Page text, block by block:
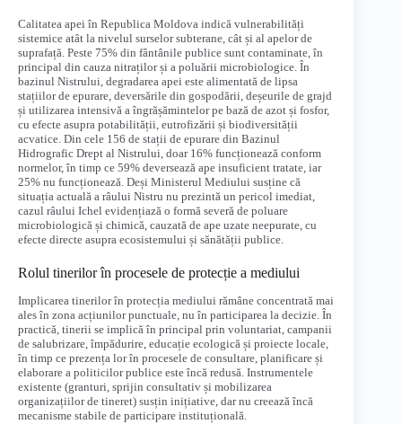
Calitatea apei în Republica Moldova indică vulnerabilități
sistemice atât la nivelul surselor subterane, cât și al apelor de
suprafață. Peste 75% din fântânile publice sunt contaminate, în
principal din cauza nitraților și a poluării microbiologice. În
bazinul Nistrului, degradarea apei este alimentată de lipsa
stațiilor de epurare, deversările din gospodării, deșeurile de grajd
și utilizarea intensivă a îngrășămintelor pe bază de azot și fosfor,
cu efecte asupra potabilității, eutrofizării și biodiversității
acvatice. Din cele 156 de stații de epurare din Bazinul
Hidrografic Drept al Nistrului, doar 16% funcționează conform
normelor, în timp ce 59% deversează ape insuficient tratate, iar
25% nu funcționează. Deși Ministerul Mediului susține că
situația actuală a râului Nistru nu prezintă un pericol imediat,
cazul râului Ichel evidențiază o formă severă de poluare
microbiologică și chimică, cauzată de ape uzate neepurate, cu
efecte directe asupra ecosistemului și sănătății publice.
Rolul tinerilor în procesele de protecție a mediului
Implicarea tinerilor în protecția mediului rămâne concentrată mai
ales în zona acțiunilor punctuale, nu în participarea la decizie. În
practică, tinerii se implică în principal prin voluntariat, campanii
de salubrizare, împădurire, educație ecologică și proiecte locale,
în timp ce prezența lor în procesele de consultare, planificare și
elaborare a politicilor publice este încă redusă. Instrumentele
existente (granturi, sprijin consultativ și mobilizarea
organizațiilor de tineret) susțin inițiative, dar nu creează încă
mecanisme stabile de participare instituțională.